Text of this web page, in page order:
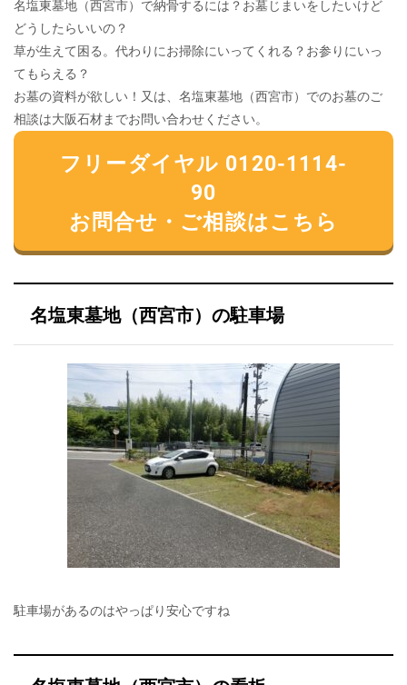
名塩東墓地（西宮市）で納骨するには？お墓じまいをしたいけど
どうしたらいいの？
草が生えて困る。代わりにお掃除にいってくれる？お参りにいっ
てもらえる？
お墓の資料が欲しい！又は、名塩東墓地（西宮市）でのお墓のご
相談は大阪石材までお問い合わせください。
フリーダイヤル 0120-1114-
90
お問合せ・ご相談はこちら
名塩東墓地（西宮市）の駐車場
駐車場があるのはやっぱり安心ですね